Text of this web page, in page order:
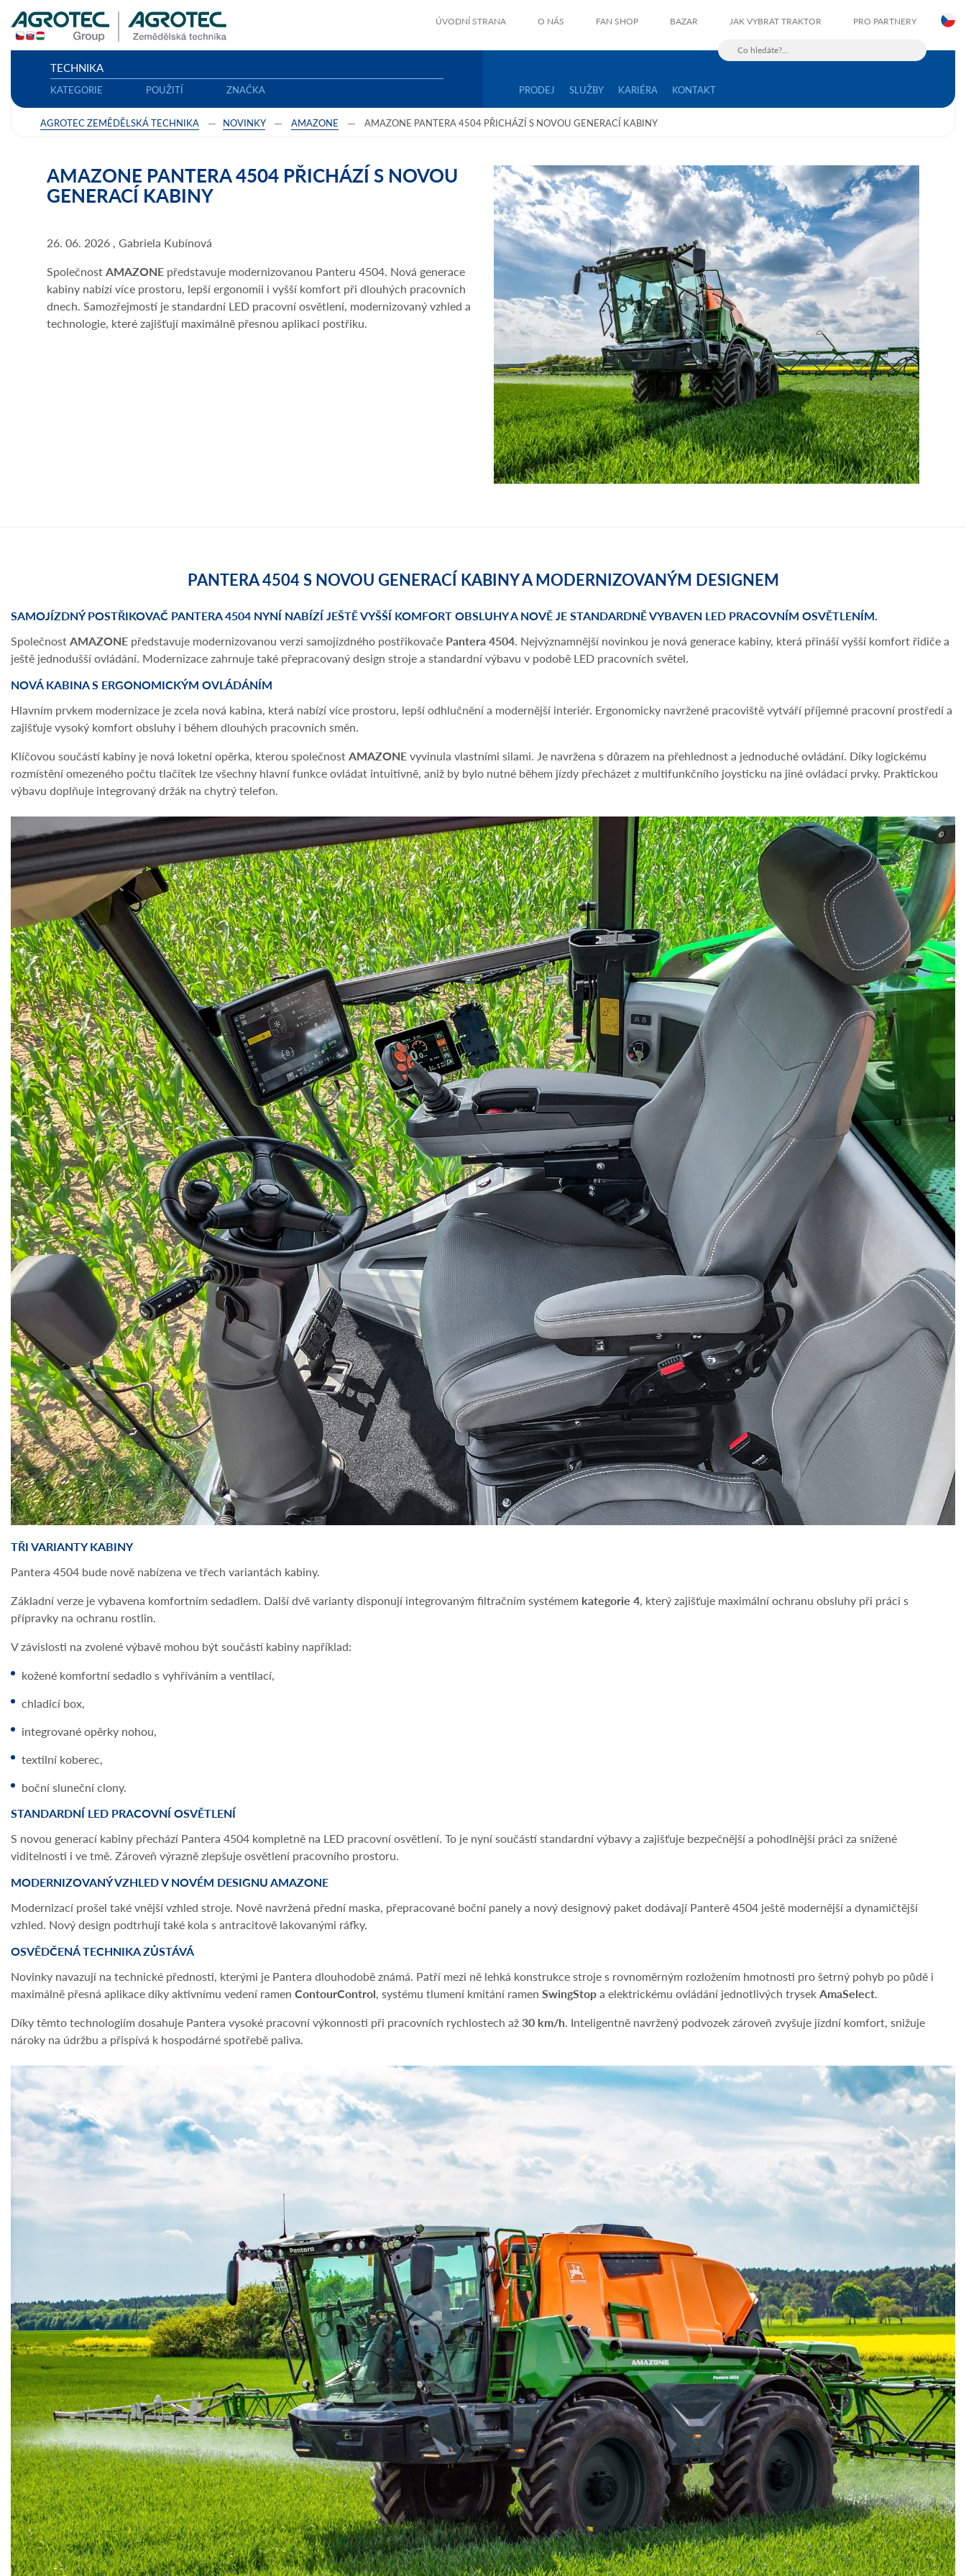
ÚVODNÍ STRANA O NÁS FAN SHOP BAZAR JAK VYBRAT TRAKTOR PRO PARTNERY
TECHNIKA
KATEGORIE POUŽITÍ ZNAČKA PRODEJ SLUŽBY KARIÉRA KONTAKT
AGROTEC ZEMĚDĚLSKÁ TECHNIKA NOVINKY AMAZONE AMAZONE PANTERA 4504 PŘICHÁZÍ S NOVOU GENERACÍ KABINY
AMAZONE PANTERA 4504 PŘICHÁZÍ S NOVOU
GENERACÍ KABINY
26. 06. 2026 , Gabriela Kubínová
SpolečnostAMAZONE představuje modernizovanou Panteru 4504. Nová generace
kabiny nabízí více prostoru, lepší ergonomii i vyšší komfort při dlouhých pracovních
dnech. Samozřejmostí je standardní LED pracovní osvětlení, modernizovaný vzhled a
technologie, které zajišťují maximálně přesnou aplikaci postřiku.
PANTERA 4504 S NOVOU GENERACÍ KABINY A MODERNIZOVANÝM DESIGNEM
SAMOJÍZDNÝ POSTŘIKOVAČ PANTERA 4504 NYNÍ NABÍZÍ JEŠTĚ VYŠŠÍ KOMFORT OBSLUHY A NOVĚ JE STANDARDNĚ VYBAVEN LED PRACOVNÍM OSVĚTLENÍM.
SpolečnostAMAZONE představuje modernizovanou verzi samojízdného postřikovače Pantera 4504. Nejvýznamnější novinkou je nová generace kabiny, která přináší vyšší komfort řidiče a
ještě jednodušší ovládání. Modernizace zahrnuje také přepracovaný design stroje a standardní výbavu v podobě LED pracovních světel.
NOVÁ KABINA S ERGONOMICKÝM OVLÁDÁNÍM
Hlavním prvkem modernizace je zcela nová kabina, která nabízí více prostoru, lepší odhlučnění a modernější interiér. Ergonomicky navržené pracoviště vytváří příjemné pracovní prostředí a
zajišťuje vysoký komfort obsluhy i během dlouhých pracovních směn.
Klíčovou součástí kabiny je nová loketní opěrka, kterou společnostAMAZONEvyvinula vlastními silami. Je navržena s důrazem na přehlednost a jednoduché ovládání. Díky logickému
rozmístění omezeného počtu tlačítek lze všechny hlavní funkce ovládat intuitivně, aniž by bylo nutné během jízdy přecházet z multifunkčního joysticku na jiné ovládací prvky. Praktickou
výbavu doplňuje integrovaný držák na chytrý telefon.
TŘI VARIANTY KABINY
Pantera 4504 bude nově nabízena ve třech variantách kabiny.
Základní verze je vybavena komfortním sedadlem. Další dvě varianty disponují integrovaným filtračním systémem kategorie 4, který zajišťuje maximální ochranu obsluhy při práci s
přípravky na ochranu rostlin.
V závislosti na zvolené výbavě mohou být součástí kabiny například:
kožené komfortní sedadlo s vyhříváním a ventilací,
chladicí box,
integrované opěrky nohou,
textilní koberec,
boční sluneční clony.
STANDARDNÍ LED PRACOVNÍ OSVĚTLENÍ
S novou generací kabiny přechází Pantera 4504 kompletně na LED pracovní osvětlení. To je nyní součástí standardní výbavy a zajišťuje bezpečnější a pohodlnější práci za snížené
viditelnosti i ve tmě. Zároveň výrazně zlepšuje osvětlení pracovního prostoru.
MODERNIZOVANÝ VZHLED V NOVÉM DESIGNU AMAZONE
Modernizací prošel také vnější vzhled stroje. Nově navržená přední maska, přepracované boční panely a nový designový paket dodávají Panterě 4504 ještě modernější a dynamičtější
vzhled. Nový design podtrhují také kola s antracitově lakovanými ráfky.
OSVĚDČENÁ TECHNIKA ZŮSTÁVÁ
Novinky navazují na technické přednosti, kterými je Pantera dlouhodobě známá. Patří mezi ně lehká konstrukce stroje s rovnoměrným rozložením hmotnosti pro šetrný pohyb po půdě i
maximálně přesná aplikace díky aktivnímu vedení ramen ContourControl, systému tlumení kmitání ramen SwingStopa elektrickému ovládání jednotlivých trysekAmaSelect.
Díky těmto technologiím dosahuje Pantera vysoké pracovní výkonnosti při pracovních rychlostech až30 km/h. Inteligentně navržený podvozek zároveň zvyšuje jízdní komfort, snižuje
nároky na údržbu a přispívá k hospodárné spotřebě paliva.